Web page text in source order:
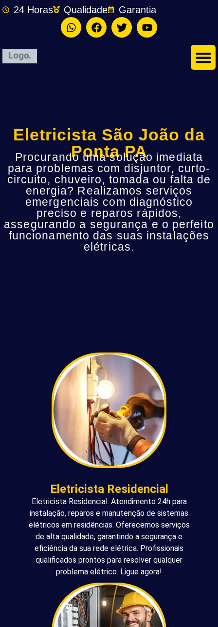
24 Horas Qualidade Garantia
Eletricista São João da
Ponta PA
Procurando uma solução imediata
para problemas com disjuntor, curto-
circuito, chuveiro, tomada ou falta de
energia? Realizamos serviços
emergenciais com diagnóstico
preciso e reparos rápidos,
assegurando a segurança e o perfeito
funcionamento das suas instalações
elétricas.
Eletricista Residencial
Eletricista Residencial: Atendimento 24h para
instalação, reparos e manutenção de sistemas
elétricos em residências. Oferecemos serviços
de alta qualidade, garantindo a segurança e
eficiência da sua rede elétrica. Profissionais
qualificados prontos para resolver qualquer
problema elétrico. Ligue agora!